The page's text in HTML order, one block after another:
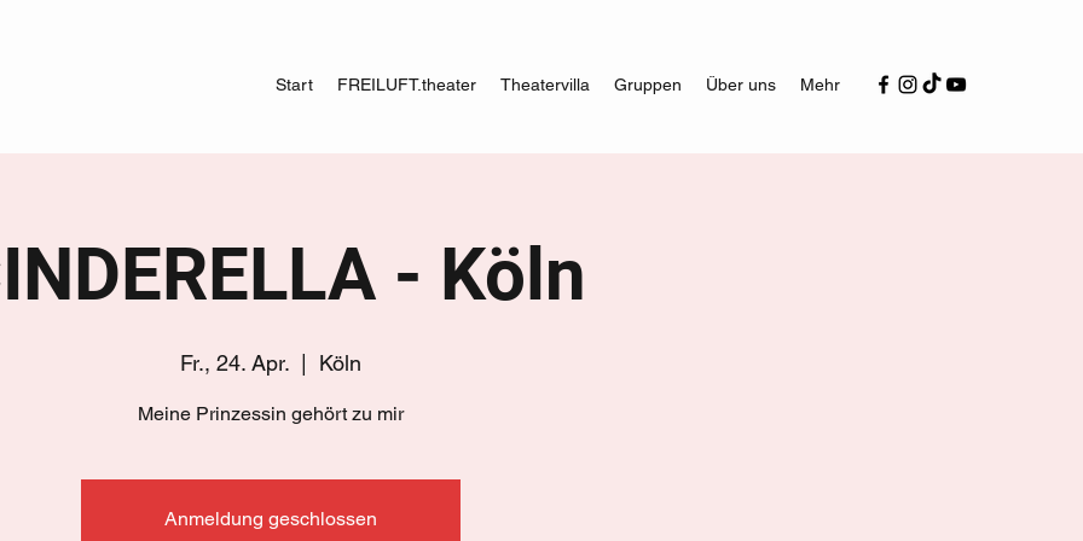
Start FREILUFT.theater Theatervilla Gruppen Über uns Mehr
- Köln
Fr., 24. Apr. Köln
Meine Prinzessin gehört zu mir
Anmeldung geschlossen